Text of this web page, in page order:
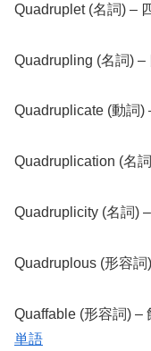
Quadruplet (名詞) –
Quadrupling (名詞) –
Quadruplicate (動詞)
Quadruplication (名
Quadruplicity (名詞)
Quadruplous (形容
Quaffable (形容詞) –
単語